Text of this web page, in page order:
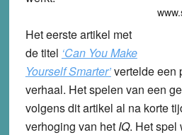
Het eerste artikel met
de titel ‘Can You Make
Yourself Smarter’vertelde een
verhaal. Het spelen van een
volgens dit artikel al na korte
verhoging van het IQ. Het spel